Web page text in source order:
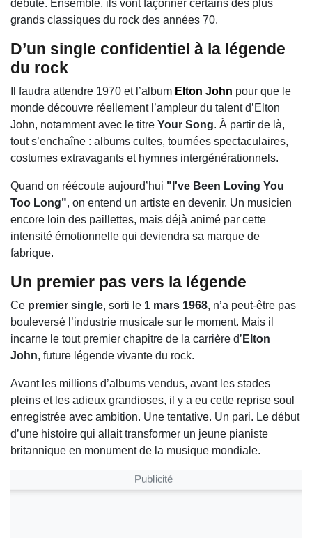
débute. Ensemble, ils vont façonner certains des plus
grands classiques du rock des années 70.
D’un single confidentiel à la légende
du rock
Il faudra attendre 1970 et l’album Elton John pour que le
monde découvre réellement l’ampleur du talent d’Elton
John, notamment avec le titre Your Song. À partir de là,
tout s’enchaîne : albums cultes, tournées spectaculaires,
costumes extravagants et hymnes intergénérationnels.
Quand on réécoute aujourd’hui "I've Been Loving You
Too Long", on entend un artiste en devenir. Un musicien
encore loin des paillettes, mais déjà animé par cette
intensité émotionnelle qui deviendra sa marque de
fabrique.
Un premier pas vers la légende
Ce premier single, sorti le 1 mars 1968, n’a peut-être pas
bouleversé l’industrie musicale sur le moment. Mais il
incarne le tout premier chapitre de la carrière d’ Elton
John, future légende vivante du rock.
Avant les millions d’albums vendus, avant les stades
pleins et les adieux grandioses, il y a eu cette reprise soul
enregistrée avec ambition. Une tentative. Un pari. Le début
d’une histoire qui allait transformer un jeune pianiste
britannique en monument de la musique mondiale.
Publicité